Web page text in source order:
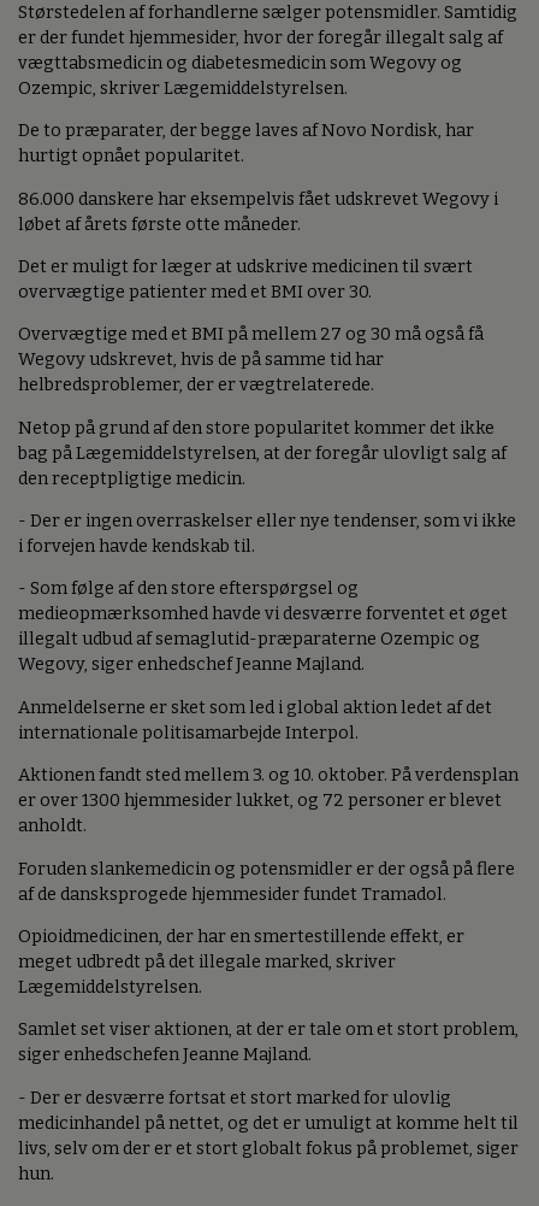
Størstedelen af forhandlerne sælger potensmidler. Samtidig
er der fundet hjemmesider, hvor der foregår illegalt salg af
vægttabsmedicin og diabetesmedicin som Wegovy og
Ozempic, skriver Lægemiddelstyrelsen.
De to præparater, der begge laves af Novo Nordisk, har
hurtigt opnået popularitet.
86.000 danskere har eksempelvis fået udskrevet Wegovy i
løbet af årets første otte måneder.
Det er muligt for læger at udskrive medicinen til svært
overvægtige patienter med et BMI over 30.
Overvægtige med et BMI på mellem 27 og 30 må også få
Wegovy udskrevet, hvis de på samme tid har
helbredsproblemer, der er vægtrelaterede.
Netop på grund af den store popularitet kommer det ikke
bag på Lægemiddelstyrelsen, at der foregår ulovligt salg af
den receptpligtige medicin.
- Der er ingen overraskelser eller nye tendenser, som vi ikke
i forvejen havde kendskab til.
- Som følge af den store efterspørgsel og
medieopmærksomhed havde vi desværre forventet et øget
illegalt udbud af semaglutid-præparaterne Ozempic og
Wegovy, siger enhedschef Jeanne Majland.
Anmeldelserne er sket som led i global aktion ledet af det
internationale politisamarbejde Interpol.
Aktionen fandt sted mellem 3. og 10. oktober. På verdensplan
er over 1300 hjemmesider lukket, og 72 personer er blevet
anholdt.
Foruden slankemedicin og potensmidler er der også på flere
af de dansksprogede hjemmesider fundet Tramadol.
Opioidmedicinen, der har en smertestillende effekt, er
meget udbredt på det illegale marked, skriver
Lægemiddelstyrelsen.
Samlet set viser aktionen, at der er tale om et stort problem,
siger enhedschefen Jeanne Majland.
- Der er desværre fortsat et stort marked for ulovlig
medicinhandel på nettet, og det er umuligt at komme helt til
livs, selv om der er et stort globalt fokus på problemet, siger
hun.